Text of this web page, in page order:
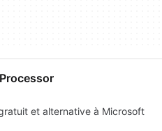
et alternative à Microsoft